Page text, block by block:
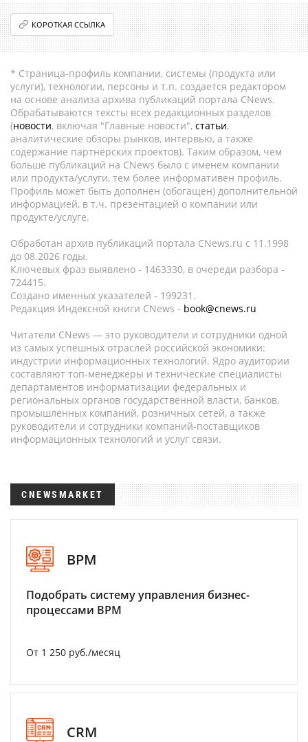
КОРОТКАЯ ССЫЛКА
* Страница-профиль компании, системы (продукта или
услуги), технологии, персоны и т.п. создается редактором
на основе анализа архива публикаций портала CNews.
Обрабатываются тексты всех редакционных разделов
(новости, включая "Главные новости", статьи,
аналитические обзоры рынков, интервью, а также
содержание партнёрских проектов). Таким образом, чем
больше публикаций на CNews было с именем компании
или продукта/услуги, тем более информативен профиль.
Профиль может быть дополнен (обогащен) дополнительной
информацией, в т.ч. презентацией о компании или
продукте/услуге.
Обработан архив публикаций портала CNews.ru c 11.1998
до 08.2026 годы.
Ключевых фраз выявлено - 1463330, в очереди разбора -
724415.
Создано именных указателей - 199231.
Редакция Индексной книги CNews - book@cnews.ru
Читатели CNews — это руководители и сотрудники одной
из самых успешных отраслей российской экономики:
индустрии информационных технологий. Ядро аудитории
составляют топ-менеджеры и технические специалисты
департаментов информатизации федеральных и
региональных органов государственной власти, банков,
промышленных компаний, розничных сетей, а также
руководители и сотрудники компаний-поставщиков
информационных технологий и услуг связи.
CNEWSMARKET
BPM
Подобрать систему управления бизнес-
процессами BPM
От 1 250 руб./месяц
CRM